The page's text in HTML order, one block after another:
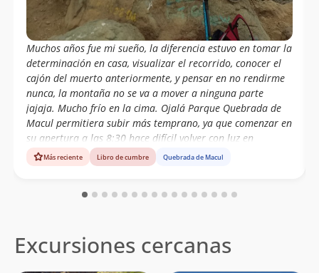
08/02/22 Raúl Alejandro Cisternas Neira
04/01/22 Carlos Fuentes
20/12/21 Nicolás Arrieta
29/10/21 Nicolas Grasset
10/10/21
Erick Gonzalo Troncoso Villa
Patricia Repol
10/10/21
Patricia Repol
Patricia Repol
10/10/21 Anne Moreno Arrue
Muchos años fue mi sueño, la diferencia estuvo en tomar la
determinación en casa, visualizar el recorrido, conocer el
cajón del muerto anteriormente, y pensar en no rendirme
nunca, la montaña no se va a mover a ninguna parte
jajaja. Mucho frío en la cima. Ojalá Parque Quebrada de
Macul permitiera subir más temprano, ya que comenzar en
su apertura a las 8:30 hace difícil volver con luz en
invierno.
Más reciente Libro de cumbre Quebrada de Macul
Excursiones cercanas